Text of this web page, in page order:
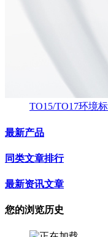
TO15/TO17环境
最新产品
同类文章排行
最新资讯文章
您的浏览历史